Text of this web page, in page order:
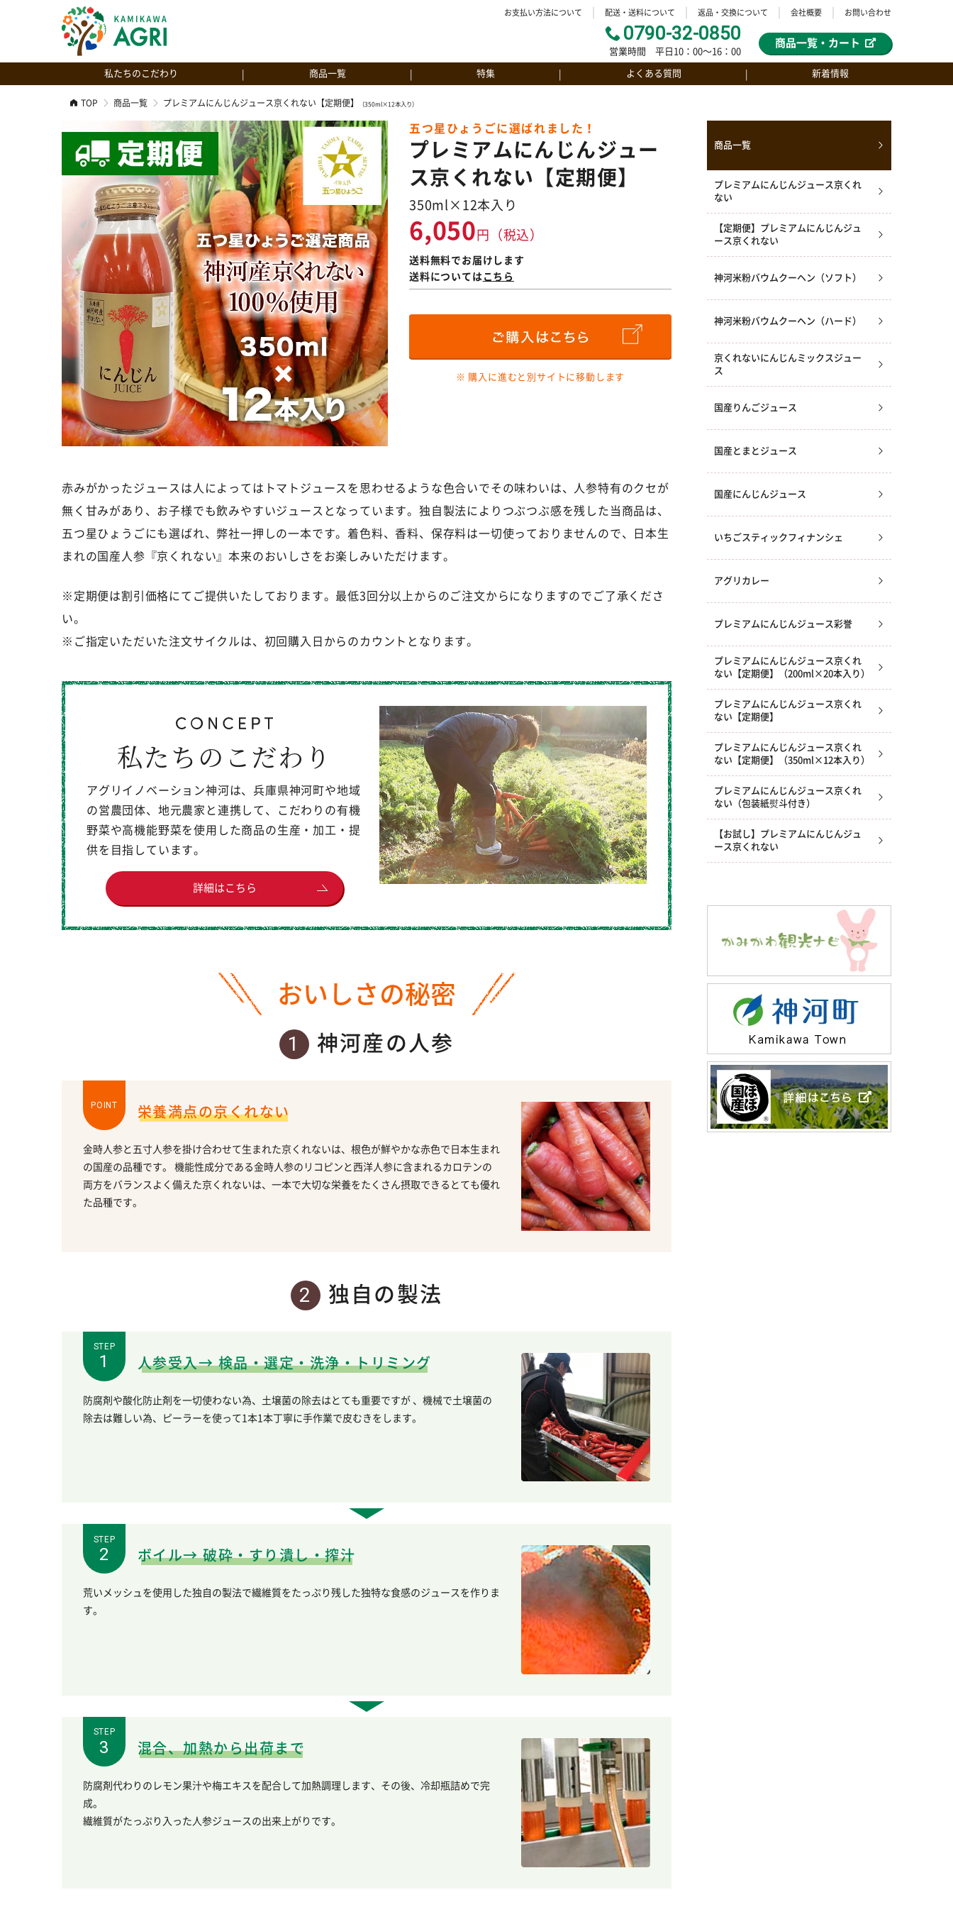
お支払い方法について 配送・送料について 返品・交換について 会社概要 お問い合わせ
0790-32-0850
営業時間 平日10：00〜16：00
商品一覧・カート
私たちのこだわり
神河産へのこだわり
商品一覧
【お試し】プレミアムにんじんジュース
プレミアムにんじんジュース京くれない
プレミアムにんじんジュース彩誉
神河米粉バウムクーヘン（ソフト）
神河米粉バウムクーヘン（ハード）
もっと見る
特集 よくある質問 新着情報
TOP 商品一覧 プレミアムにんじんジュース京くれない【定期便】 （350ml×12本入り）
五つ星ひょうごに選ばれました！
プレミアムにんじんジュー
ス京くれない【定期便】
350ml×12本入り
6,050 円（税込）
送料無料でお届けします
送料については こちら
※ 購入に進むと別サイトに移動します
赤みがかったジュースは人によってはトマトジュースを思わせるような色合いでその味わいは、人参特有のクセが
無く甘みがあり、お子様でも飲みやすいジュースとなっています。独自製法によりつぶつぶ感を残した当商品は、
五つ星ひょうごにも選ばれ、弊社一押しの一本です。着色料、香料、保存料は一切使っておりませんので、日本生
まれの国産人参『京くれない』本来のおいしさをお楽しみいただけます。
※定期便は割引価格にてご提供いたしております。最低3回分以上からのご注文からになりますのでご了承くださ
い。
※ご指定いただいた注文サイクルは、初回購入日からのカウントとなります。
私たちのこだわり
アグリイノベーション神河は、兵庫県神河町や地域
の営農団体、地元農家と連携して、こだわりの有機
野菜や高機能野菜を使用した商品の生産・加工・提
供を目指しています。
詳細はこちら
おいしさの秘密
神河産の人参
POINT 栄養満点の京くれない
金時人参と五寸人参を掛け合わせて生まれた京くれないは、根色が鮮やかな赤色で日本生まれ
の国産の品種です。 機能性成分である金時人参のリコピンと西洋人参に含まれるカロテンの
両方をバランスよく備えた京くれないは、一本で大切な栄養をたくさん摂取できるとても優れ
た品種です。
独自の製法
STEP
人参受入→ 検品・選定・洗浄・トリミング
防腐剤や酸化防止剤を一切使わない為、土壌菌の除去はとても重要ですが 、機械で土壌菌の
除去は難しい為、ピーラーを使って1本1本丁寧に手作業で皮むきをします。
STEP
ボイル→ 破砕・すり潰し・搾汁
荒いメッシュを使用した独自の製法で繊維質をたっぷり残した独特な食感のジュースを作りま
す。
STEP
混合、加熱から出荷まで
防腐剤代わりのレモン果汁や梅エキスを配合して加熱調理します、その後、冷却瓶詰めで完
成。
繊維質がたっぷり入った人参ジュースの出来上がりです。
商品一覧
プレミアムにんじんジュース京くれ
ない
【定期便】プレミアムにんじんジュ
ース京くれない
神河米粉バウムクーヘン（ソフト）
神河米粉バウムクーヘン（ハード）
京くれないにんじんミックスジュー
ス
国産りんごジュース
国産とまとジュース
国産にんじんジュース
いちごスティックフィナンシェ
アグリカレー
プレミアムにんじんジュース彩誉
プレミアムにんじんジュース京くれ
ない【定期便】（200ml×20本入り）
プレミアムにんじんジュース京くれ
ない【定期便】
プレミアムにんじんジュース京くれ
ない【定期便】（350ml×12本入り）
プレミアムにんじんジュース京くれ
ない（包装紙熨斗付き）
【お試し】プレミアムにんじんジュ
ース京くれない